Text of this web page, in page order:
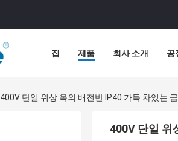
집 제품 회사 소개 공
400V 단일 위상 옥외 배전반 IP40 가득 차있는
400V 단일 위